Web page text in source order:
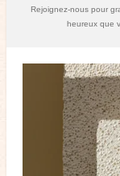
Rejoignez-nous pour
heureux que